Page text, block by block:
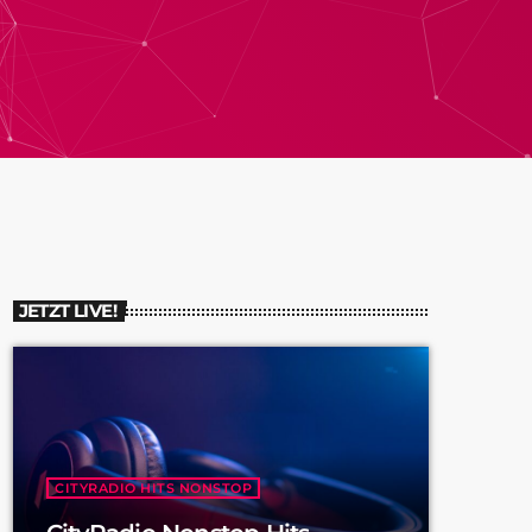
JETZT LIVE!
CITYRADIO HITS NONSTOP